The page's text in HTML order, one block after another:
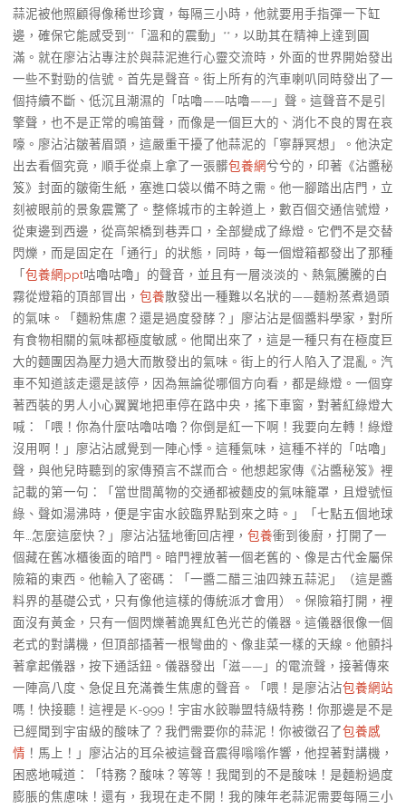
蒜泥被他照顧得像稀世珍寶，每隔三小時，他就要用手指彈一下缸
邊，確保它能感受到**「溫和的震動」**，以助其在精神上達到圓
滿。就在廖沾沾專注於與蒜泥進行心靈交流時，外面的世界開始發出
一些不對勁的信號。首先是聲音。街上所有的汽車喇叭同時發出了一
個持續不斷、低沉且潮濕的「咕嚕——咕嚕——」聲。這聲音不是引
擎聲，也不是正常的鳴笛聲，而像是一個巨大的、消化不良的胃在哀
嚎。廖沾沾皺著眉頭，這嚴重干擾了他蒜泥的「寧靜冥想」。他決定
出去看個究竟，順手從桌上拿了一張髒包養網兮兮的，印著《沾醬秘
笈》封面的皺衛生紙，塞進口袋以備不時之需。他一腳踏出店門，立
刻被眼前的景象震驚了。整條城市的主幹道上，數百個交通信號燈，
從東邊到西邊，從高架橋到巷弄口，全部變成了綠燈。它們不是交替
閃爍，而是固定在「通行」的狀態，同時，每一個燈箱都發出了那種
「 包養網ppt咕嚕咕嚕」的聲音，並且有一層淡淡的、熱氣騰騰的白
霧從燈箱的頂部冒出， 包養散發出一種難以名狀的——麵粉蒸煮過頭
的氣味。「麵粉焦慮？還是過度發酵？」廖沾沾是個醬料學家，對所
有食物相關的氣味都極度敏感。他聞出來了，這是一種只有在極度巨
大的麵團因為壓力過大而散發出的氣味。街上的行人陷入了混亂。汽
車不知道該走還是該停，因為無論從哪個方向看，都是綠燈。一個穿
著西裝的男人小心翼翼地把車停在路中央，搖下車窗，對著紅綠燈大
喊：「喂！你為什麼咕嚕咕嚕？你倒是紅一下啊！我要向左轉！綠燈
沒用啊！」廖沾沾感覺到一陣心悸。這種氣味，這種不祥的「咕嚕」
聲，與他兒時聽到的家傳預言不謀而合。他想起家傳《沾醬秘笈》裡
記載的第一句：「當世間萬物的交通都被麵皮的氣味籠罩，且燈號恒
綠、聲如湯沸時，便是宇宙水餃臨界點到來之時。」「七點五個地球
年…怎麼這麼快？」廖沾沾猛地衝回店裡， 包養衝到後廚，打開了一
個藏在舊冰櫃後面的暗門。暗門裡放著一個老舊的、像是古代金屬保
險箱的東西。他輸入了密碼：「一醬二醋三油四辣五蒜泥」（這是醬
料界的基礎公式，只有像他這樣的傳統派才會用）。保險箱打開，裡
面沒有黃金，只有一個閃爍著詭異紅色光芒的儀器。這儀器很像一個
老式的對講機，但頂部插著一根彎曲的、像韭菜一樣的天線。他顫抖
著拿起儀器，按下通話鈕。儀器發出「滋——」的電流聲，接著傳來
一陣高八度、急促且充滿養生焦慮的聲音。「喂！是廖沾沾包養網站
嗎！快接聽！這裡是 K-999！宇宙水餃聯盟特級特務！你那邊是不是
已經聞到宇宙級的酸味了？我們需要你的蒜泥！你被徵召了包養感
情 ！馬上！」廖沾沾的耳朵被這聲音震得嗡嗡作響，他捏著對講機，
困惑地喊道：「特務？酸味？等等！我聞到的不是酸味！是麵粉過度
膨脹的焦慮味！還有，我現在走不開！我的陳年老蒜泥需要每隔三小